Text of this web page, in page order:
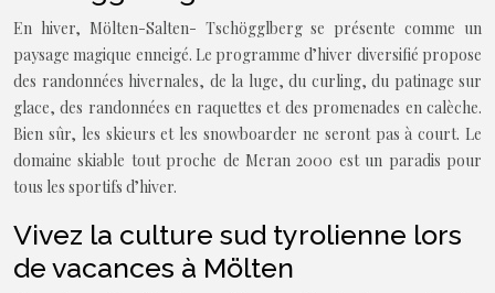
En hiver, Mölten-Salten- Tschögglberg se présente comme un
paysage magique enneigé. Le programme d’hiver diversifié propose
des randonnées hivernales, de la luge, du curling, du patinage sur
glace, des randonnées en raquettes et des promenades en calèche.
Bien sûr, les skieurs et les snowboarder ne seront pas à court. Le
domaine skiable tout proche de Meran 2000 est un paradis pour
tous les sportifs d’hiver.
Vivez la culture sud tyrolienne lors
de vacances à Mölten